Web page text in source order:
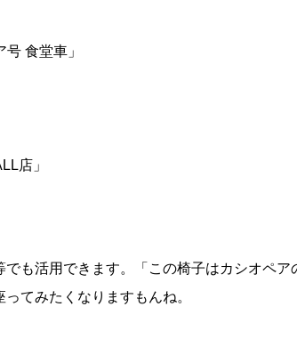
食堂車」
店」
も活用できます。「この椅子はカシオペア
てみたくなりますもんね。